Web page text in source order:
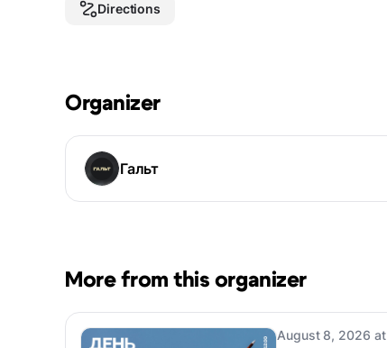
Directions
Organizer
Гальт
More from this organizer
August 8, 2026